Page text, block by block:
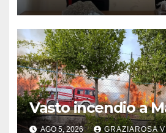
Vasto incendio a
AGO 5, 2026 GRAZIAROSA